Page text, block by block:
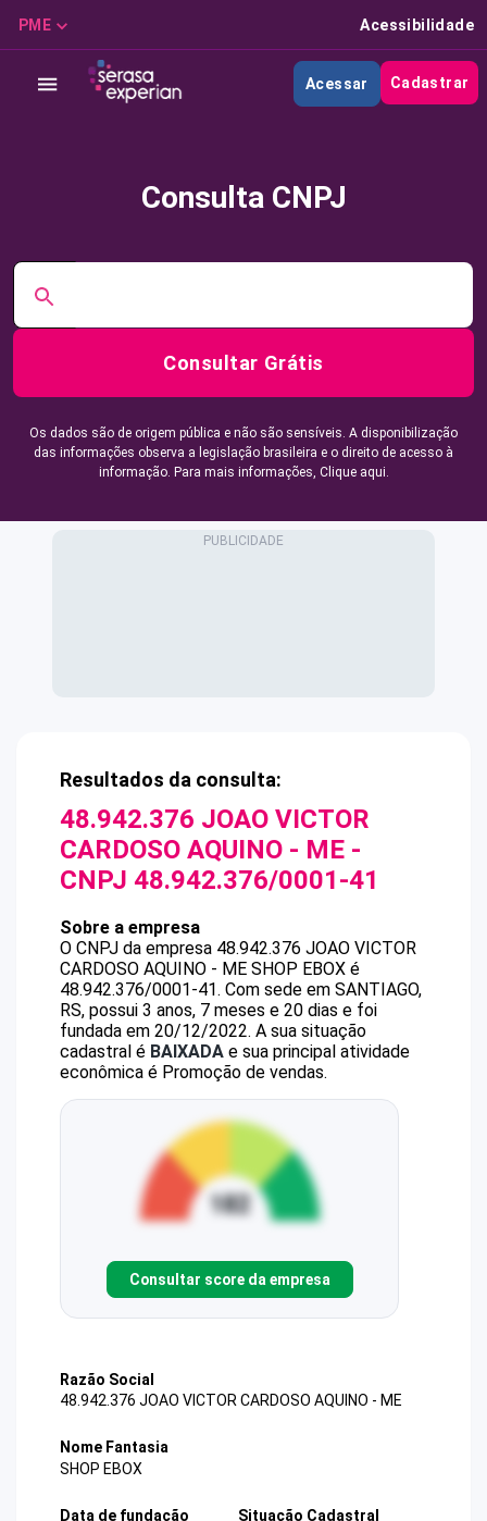
PME Acessibilidade
Acessar Cadastrar
Consulta CNPJ
Consultar Grátis
Os dados são de origem pública e não são sensíveis. A disponibilização
das informações observa a legislação brasileira e o direito de acesso à
informação. Para mais informações, Clique aqui.
Resultados da consulta:
48.942.376 JOAO VICTOR
CARDOSO AQUINO - ME -
CNPJ 48.942.376/0001-41
Sobre a empresa
O CNPJ da empresa 48.942.376 JOAO VICTOR
CARDOSO AQUINO - ME SHOP EBOX é
48.942.376/0001-41. Com sede em SANTIAGO,
RS, possui 3 anos, 7 meses e 20 dias e foi
fundada em 20/12/2022. A sua situação
cadastral é BAIXADA e sua principal atividade
econômica é Promoção de vendas.
Consultar score da empresa
Razão Social
48.942.376 JOAO VICTOR CARDOSO AQUINO - ME
Nome Fantasia
SHOP EBOX
Data de fundação
Situação Cadastral